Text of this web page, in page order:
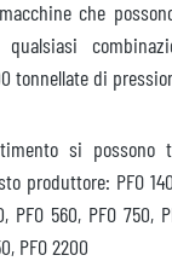
che
tonnellate di
si possono
produttore: PFO
PFO 560, PFO 750,
PFO 2200